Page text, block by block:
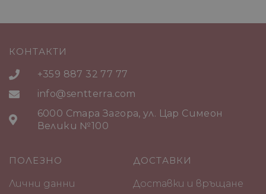
КОНТАКТИ
+359 887 32 77 77
info@sentterra.com
6000 Стара Загора, ул. Цар Симеон
Велики №100
ПОЛЕЗНО
Лични данни
ДОСТАВКИ
Доставки и връщане